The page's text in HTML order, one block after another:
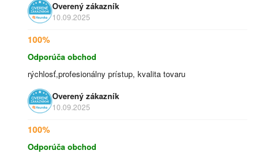
Overený zákazník
10.09.2025
100%
Odporúča obchod
rýchlosť,profesionálny prístup, kvalita tovaru
Overený zákazník
10.09.2025
100%
Odporúča obchod